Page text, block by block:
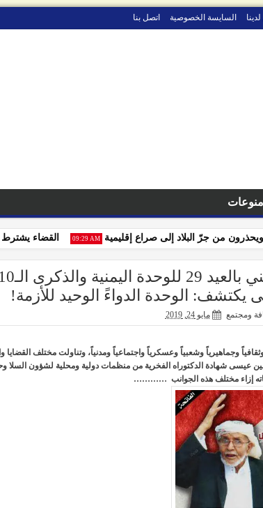
السايسة الخصوصية اتصل بنا
منوعات
09:29 AM من جرّ البلاد إلى صراع إقليمية القضاء يشترط
صنعاء.. أمسية رمضانية واحتفال وطني بالعيد 29 للوحدة اليمنية والذكرى الـ10
يكتشف: الوحدة الدواءً الوحيد للأزمة!
ومجتمع مايو 24, 2019
وجماهيرياً وشعبياً وعسكرياً واجتماعياً ومدنياً، وتناولت مختلف القضايا
عيسى شهادة الدكتوراه الفخرية من منظمات دولية ومحلية لشؤون السلا
إزاء مختلف هذه الجوانب …………